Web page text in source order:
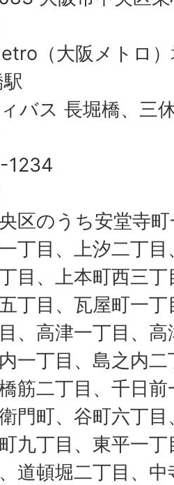
（大阪メトロ
バス 長堀橋、三
1234
区のうち安堂寺
丁目、上汐二丁
目、上本町西三
丁目、瓦屋町一
、高津一丁目、
一丁目、島之内
筋二丁目、千日
門町、谷町六丁
九丁目、東平一
道頓堀二丁目、